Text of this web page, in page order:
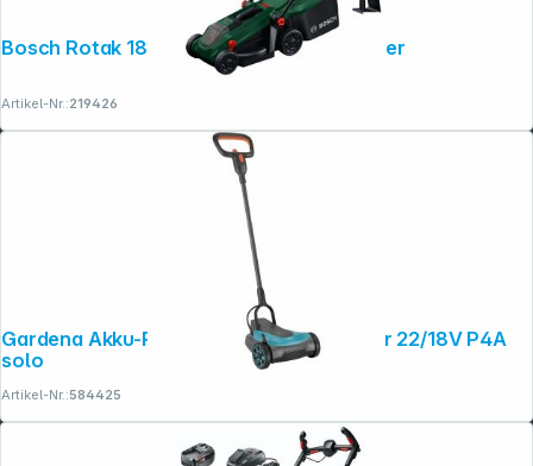
Bosch Rotak 18V-32 Set Akku-Rasenmäher
Artikel-Nr.:219426
Gardena Akku-Rasenmäher HandyMower 22/18V P4A
solo
Artikel-Nr.:584425